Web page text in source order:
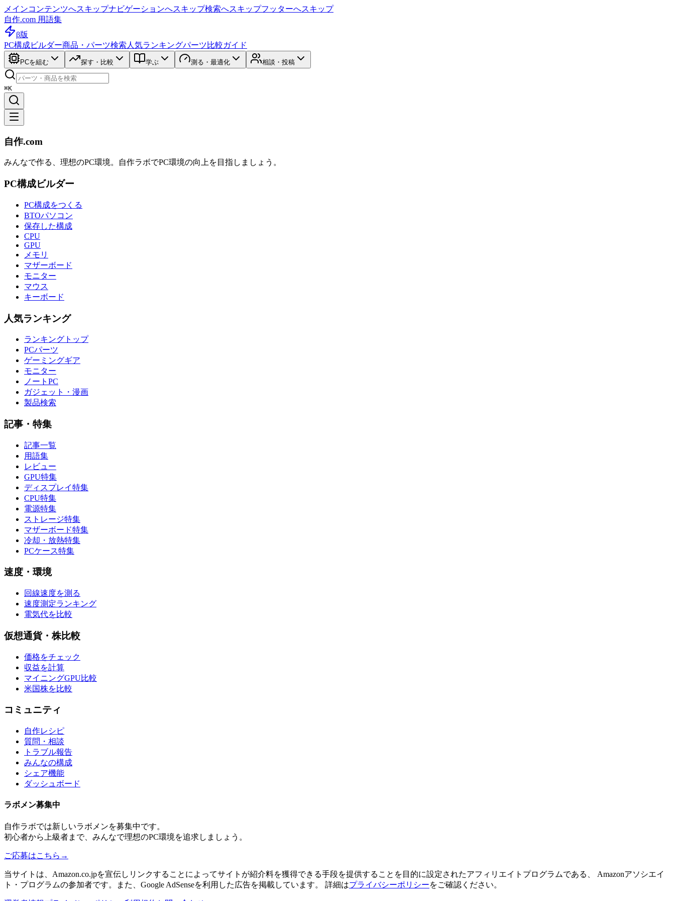
メインコンテンツへスキップナビゲーションへスキップ検索へスキップフッターへスキップ
自作.com 用語集
β版
PC構成ビルダー商品・パーツ検索 人気ランキングパーツ比較ガイド
PCを組む 探す・比較 学ぶ 測る・最適化 相談・投稿
⌘K
自作.com
みんなで作る、理想のPC環境。 自作ラボでPC環境の向上を目指しましょう。
PC構成ビルダー
PC構成をつくる
BTOパソコン
保存した構成
CPU
GPU
メモリ
マザーボード
モニター
マウス
キーボード
人気ランキング
ランキングトップ
PCパーツ
ゲーミングギア
モニター
ノートPC
ガジェット・漫画
製品検索
記事・特集
記事一覧
用語集
レビュー
GPU特集
ディスプレイ特集
CPU特集
電源特集
ストレージ特集
マザーボード特集
冷却・放熱特集
PCケース特集
速度・環境
回線速度を測る
速度測定ランキング
電気代を比較
仮想通貨・株比較
価格をチェック
収益を計算
マイニングGPU比較
米国株を比較
コミュニティ
自作レシピ
質問・相談
トラブル報告
みんなの構成
シェア機能
ダッシュボード
ラボメン募集中
自作ラボでは新しいラボメンを募集中です。
初心者から上級者まで、みんなで理想のPC環境を追求しましょう。
ご応募はこちら →
当サイトは、Amazon.co.jpを宣伝しリンクすることによってサイトが紹介料を獲得できる手段を提供することを目的に設定されたアフィリエイトプログラムである、 Amazonアソシエイ
ト・プログラムの参加者です。また、Google AdSenseを利用した広告を掲載しています。 詳細はプライバシーポリシーをご確認ください。